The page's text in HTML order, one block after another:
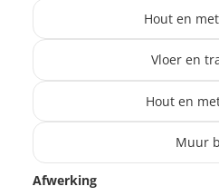
Hout en
Vloer en
Hout en
Muur
Translation missing:
Afwerking